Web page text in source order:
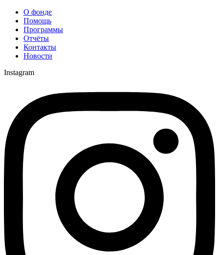
О фонде
Помощь
Программы
Отчёты
Контакты
Новости
Instagram